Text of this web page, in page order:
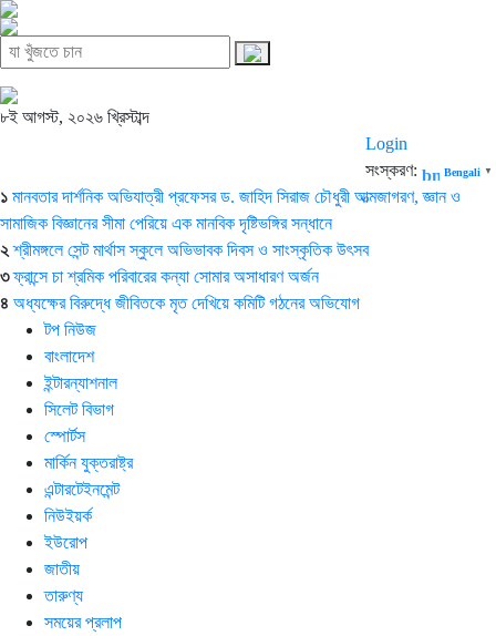
৮ই আগস্ট, ২০২৬ খ্রিস্টাব্দ
Login
সংস্করণ:
Bengali ▼
১ মানবতার দার্শনিক অভিযাত্রী প্রফেসর ড. জাহিদ সিরাজ চৌধুরী আত্মজাগরণ, জ্ঞান ও
সামাজিক বিজ্ঞানের সীমা পেরিয়ে এক মানবিক দৃষ্টিভঙ্গির সন্ধানে
২ শ্রীমঙ্গলে সেন্ট মার্থাস স্কুলে অভিভাবক দিবস ও সাংস্কৃতিক উৎসব
৩ ফ্রান্সে চা শ্রমিক পরিবারের কন্যা সোমার অসাধারণ অর্জন
৪ অধ্যক্ষের বিরুদ্ধে জীবিতকে মৃত দেখিয়ে কমিটি গঠনের অভিযোগ
টপ নিউজ
বাংলাদেশ
ইন্টারন্যাশনাল
সিলেট বিভাগ
স্পোর্টস
মার্কিন যুক্তরাষ্ট্র
এন্টারটেইনমেন্ট
নিউইয়র্ক
ইউরোপ
জাতীয়
তারুণ্য
সময়ের প্রলাপ